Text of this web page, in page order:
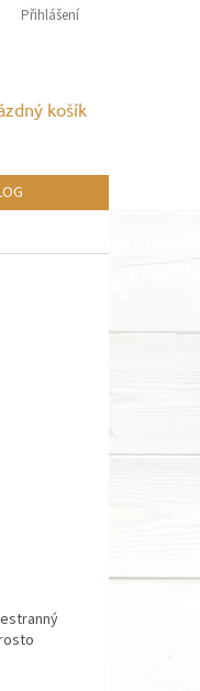
Přihlášení
košík